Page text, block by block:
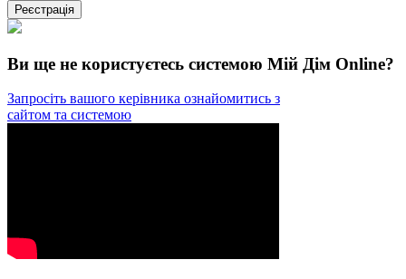
Реєстрація
Ви ще не користуєтесь системою Мій Дім Online?
Запросіть вашого керівника ознайомитись з
сайтом та системою